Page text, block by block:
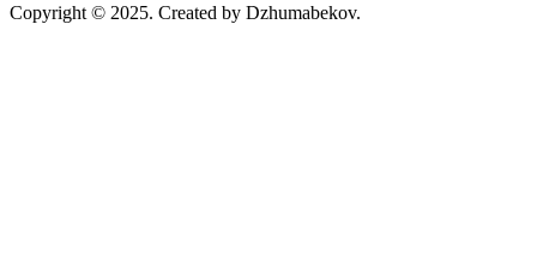
Copyright © 2025. Created by Dzhumabekov.